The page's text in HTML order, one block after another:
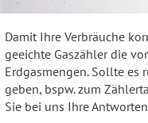
Damit Ihre Verbräuche
geeichte Gaszähler die
Erdgasmengen. Sollte es
geben, bspw. zum
Sie bei uns Ihre